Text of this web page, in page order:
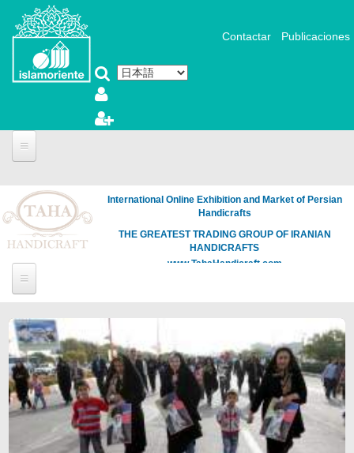
メインコンテンツに移動
Contactar Publicaciones
International Online Exhibition and Market of Persian
Handicrafts
THE GREATEST TRADING GROUP OF IRANIAN
HANDICRAFTS
www.TahaHandicraft.com
ページ